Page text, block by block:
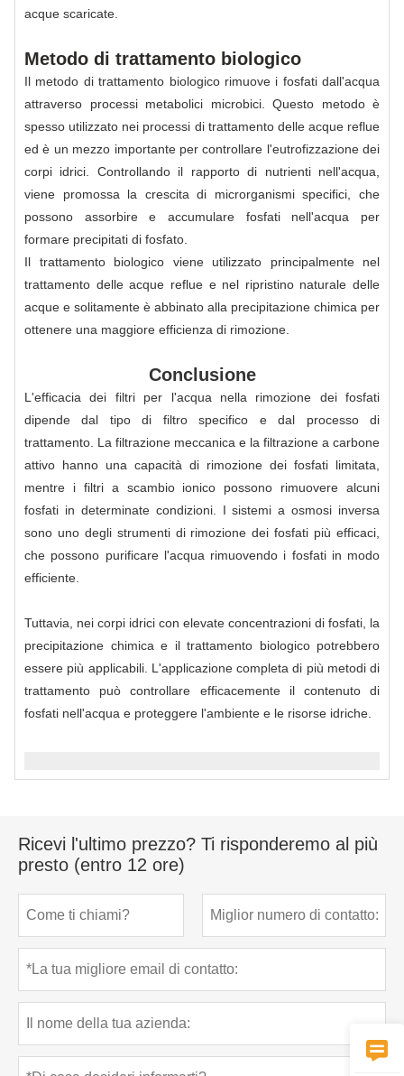
acque scaricate.
Metodo di trattamento biologico
Il metodo di trattamento biologico rimuove i fosfati dall'acqua
attraverso processi metabolici microbici. Questo metodo è
spesso utilizzato nei processi di trattamento delle acque reflue
ed è un mezzo importante per controllare l'eutrofizzazione dei
corpi idrici. Controllando il rapporto di nutrienti nell'acqua,
viene promossa la crescita di microrganismi specifici, che
possono assorbire e accumulare fosfati nell'acqua per
formare precipitati di fosfato.
Il trattamento biologico viene utilizzato principalmente nel
trattamento delle acque reflue e nel ripristino naturale delle
acque e solitamente è abbinato alla precipitazione chimica per
ottenere una maggiore efficienza di rimozione.
Conclusione
L'efficacia dei filtri per l'acqua nella rimozione dei fosfati
dipende dal tipo di filtro specifico e dal processo di
trattamento. La filtrazione meccanica e la filtrazione a carbone
attivo hanno una capacità di rimozione dei fosfati limitata,
mentre i filtri a scambio ionico possono rimuovere alcuni
fosfati in determinate condizioni. I sistemi a osmosi inversa
sono uno degli strumenti di rimozione dei fosfati più efficaci,
che possono purificare l'acqua rimuovendo i fosfati in modo
efficiente.
Tuttavia, nei corpi idrici con elevate concentrazioni di fosfati, la
precipitazione chimica e il trattamento biologico potrebbero
essere più applicabili. L'applicazione completa di più metodi di
trattamento può controllare efficacemente il contenuto di
fosfati nell'acqua e proteggere l'ambiente e le risorse idriche.
Ricevi l'ultimo prezzo? Ti risponderemo al più
presto (entro 12 ore)
